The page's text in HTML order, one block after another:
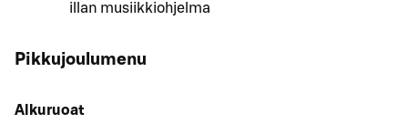
illan musiikkiohjelma
Pikkujoulumenu
Alkuruoat